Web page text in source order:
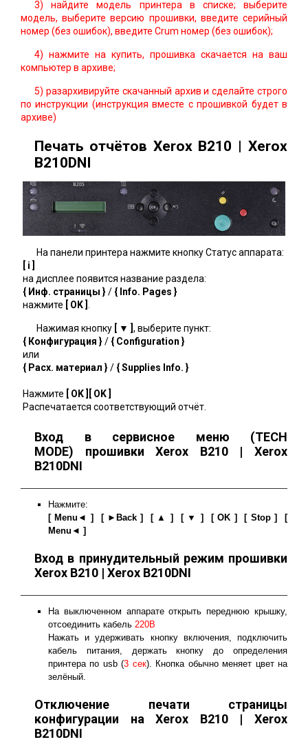
3) найдите модель принтера в списке; выберите
модель, выберите версию прошивки, введите серийный
номер (без ошибок), введите Crum номер (без ошибок);
4) нажмите на купить, прошивка скачается на ваш
компьютер в архиве;
5) разархивируйте скачанный архив и сделайте строго
по инструкции (инструкция вместе с прошивкой будет в
архиве)
Печать отчётов Xerox B210 | Xerox
B210DNI
На панели принтера нажмите кнопку Статус аппарата:
[ i ]
на дисплее появится название раздела:
{ Инф. страницы } / { Info. Pages }
нажмите [ OK ]
Нажимая кнопку [ ▼ ], выберите пункт:
{ Конфигурация } / { Configuration }
или
{ Расх. материал } / { Supplies Info. }
Нажмите [ OK ][ OK ]
Распечатается соответствующий отчёт.
Вход в сервисное меню (TECH
MODE) прошивки Xerox B210 | Xerox
B210DNI
Нажмите:
[ Menu◄ ] [ ►Back ] [ ▲ ] [ ▼ ] [ OK ] [ Stop ] [
Menu◄ ]
Вход в принудительный режим прошивки
Xerox B210 | Xerox B210DNI
На выключенном аппарате открыть переднюю крышку,
отсоединить кабель 220В
Нажать и удерживать кнопку включения, подключить
кабель питания, держать кнопку до определения
принтера по usb (3 сек). Кнопка обычно меняет цвет на
зелёный.
Отключение печати страницы
конфигурации на Xerox B210 | Xerox
B210DNI